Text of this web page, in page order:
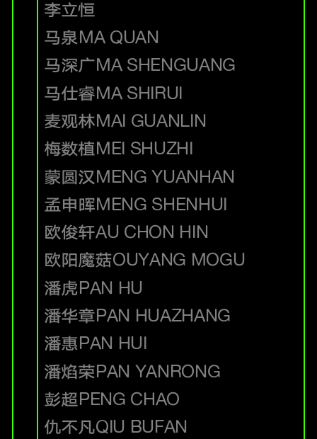
李立恒
马泉MA QUAN
马深广MA SHENGUANG
马仕睿MA SHIRUI
麦观林MAI GUANLIN
梅数植MEI SHUZHI
蒙圆汉MENG YUANHAN
孟申晖MENG SHENHUI
欧俊轩AU CHON HIN
欧阳魔菇OUYANG MOGU
潘虎PAN HU
潘华章PAN HUAZHANG
潘惠PAN HUI
潘焰荣PAN YANRONG
彭超PENG CHAO
仇不凡QIU BUFAN